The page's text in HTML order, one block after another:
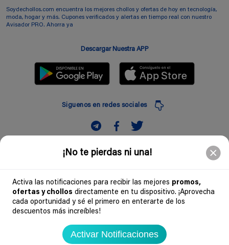
¡No te pierdas ni una!
Activa las notificaciones para recibir las mejores promos,
ofertas y chollos directamente en tu dispositivo. ¡Aprovecha
cada oportunidad y sé el primero en enterarte de los
descuentos más increíbles!
Activar Notificaciones
Soydechollos.com encuentra los mejores chollos y ofertas de hoy en tecnología,
moda, hogar y más. Cupones verificados y alertas en tiempo real con nuestro
Avisador PRO. Ahorra ya
Descargar Nuestra APP
Siguenos en redes sociales
Suscribir
Soydechollos 2026 - Todos los derechos reservados